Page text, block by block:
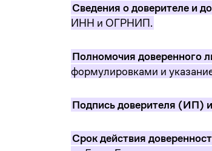
Сведения о доверителе и
ИНН и ОГРНИП.
Полномочия доверенного
формулировками и
Подпись доверителя (ИП)
Срок действия